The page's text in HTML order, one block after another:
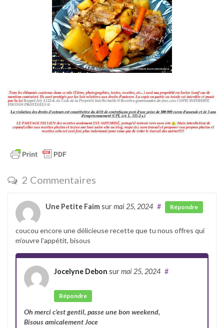
2 Commentaires
Une Petite Faimsur mai 25, 2024 # Répondre
coucou encore une délicieuse recette que tu nous offres qui
m’ouvre l’appétit, bisous
Jocelyne Debon sur mai 25, 2024 #
Répondre
Oh merci c’est gentil, passe une bon weekend,
Bisous amicalement Joce